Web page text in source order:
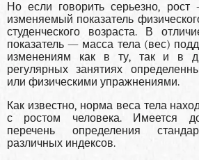
Но если говорить серьезно,
изменяемый показатель
студенческого возраста. В
показатель — масса тела (вес)
изменениям как в ту, так и в
регулярных занятиях
или физическими упражнениями.
Как известно, норма веса тела
с ростом человека. Имеется
перечень определения
различных индексов.